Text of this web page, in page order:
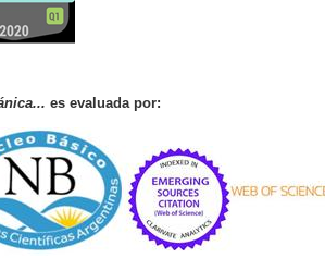
es evaluada por: